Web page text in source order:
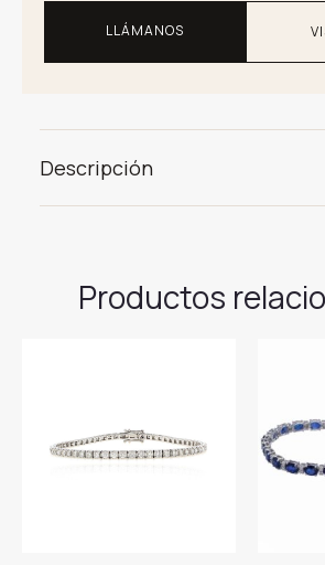
LLÁMANOS
Descripción
Productos